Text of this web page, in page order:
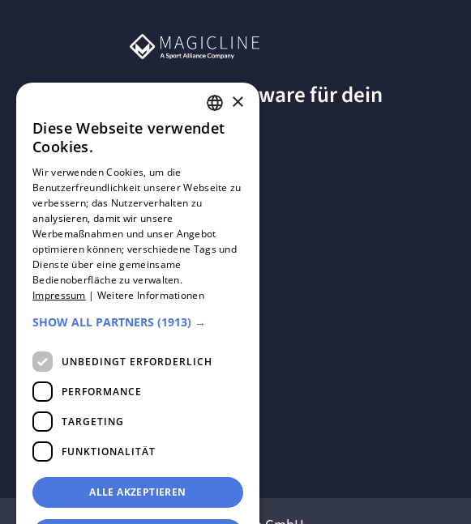
Die beste Software für dein
Fitnessstudio
GERMAN
DUTCH
×
Diese Webseite verwendet
Cookies.
Wir verwenden Cookies, um die
Benutzerfreundlichkeit unserer Webseite zu
verbessern; das Nutzerverhalten zu
analysieren, damit wir unsere
Werbemaßnahmen und unser Angebot
optimieren können; verschiedene Tags und
Dienste über eine gemeinsame
Bedienoberfläche zu verwalten.
Impressum | Weitere Informationen
SHOW ALL PARTNERS (1913) →
UNBEDINGT ERFORDERLICH
PERFORMANCE
TARGETING
FUNKTIONALITÄT
ALLE AKZEPTIEREN